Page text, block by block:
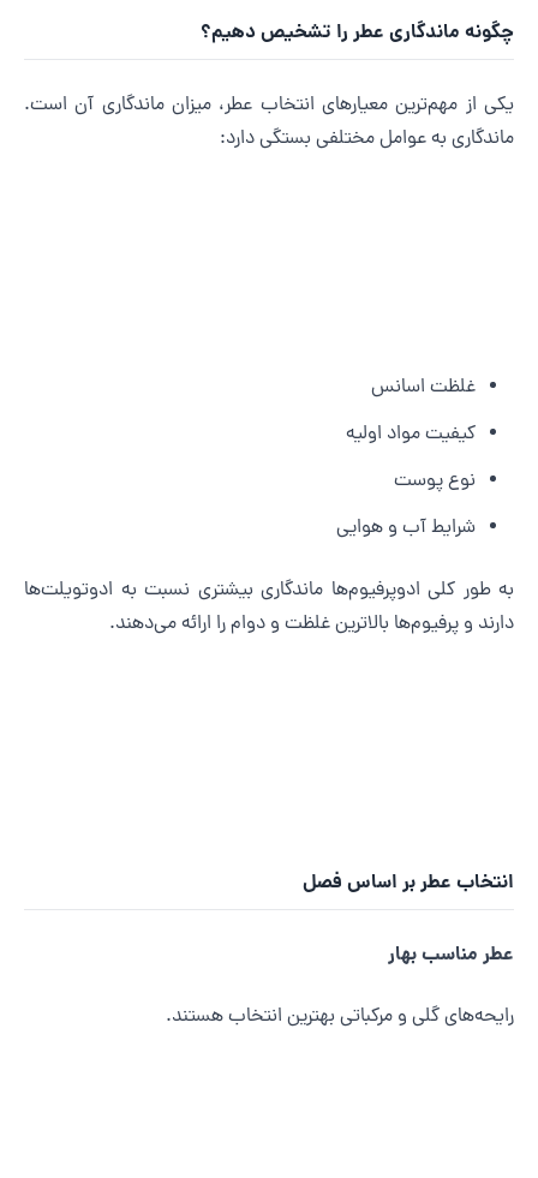
ماندگاری عطر را تشخیص دهیم؟
از مهم‌ترین معیارهای انتخاب عطر، میزان ماندگاری آن است.
به عوامل مختلفی بستگی دارد:
غلظت اسانس
کیفیت مواد اولیه
نوع پوست
شرایط آب و هوایی
طور کلی ادوپرفیوم‌ها ماندگاری بیشتری نسبت به ادوتویلت‌ها
و پرفیوم‌ها بالاترین غلظت و دوام را ارائه می‌دهند.
عطر بر اساس فصل
مناسب بهار
گلی و مرکباتی بهترین انتخاب هستند.